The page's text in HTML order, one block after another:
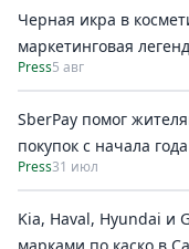
Черная икра в
маркетинговая
Press5 авг
SberPay помог
покупок c начала года
Press31 июл
Kia, Haval, Hyundai и